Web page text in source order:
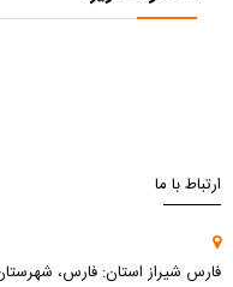
ارتباط با ما
فارس شیراز استان: فارس،